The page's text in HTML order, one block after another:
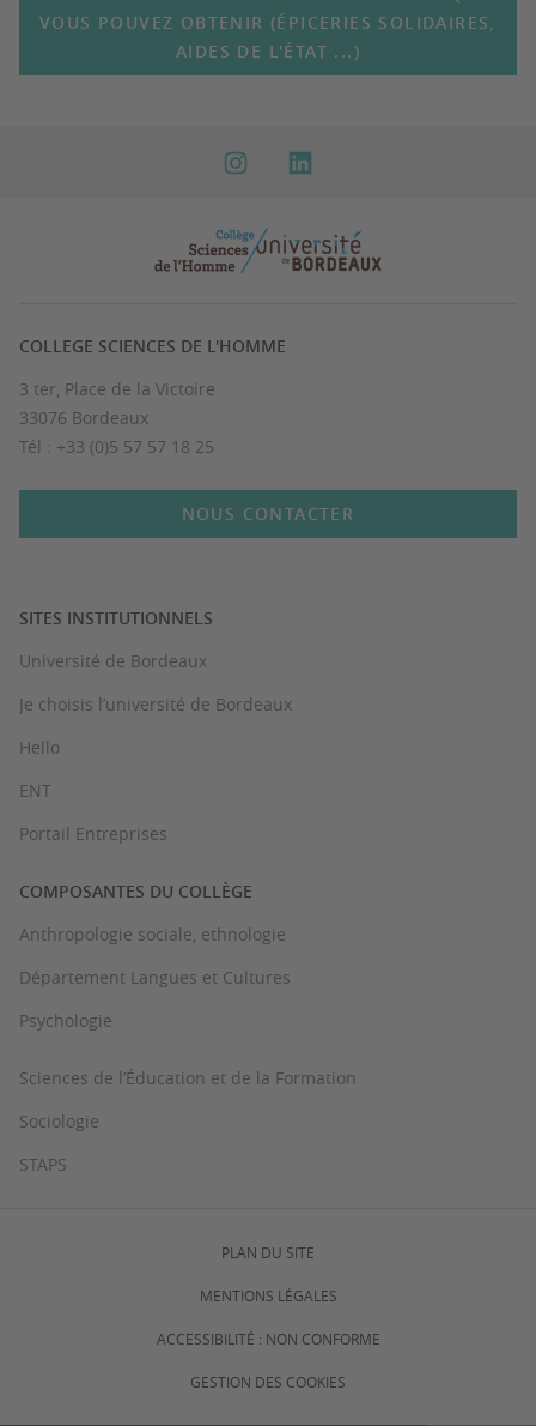
VOUS POUVEZ OBTENIR (ÉPICERIES SOLIDAIRES,
AIDES DE L'ÉTAT ...)
COLLEGE SCIENCES DE L'HOMME
3 ter, Place de la Victoire
33076 Bordeaux
Tél : +33 (0)5 57 57 18 25
NOUS CONTACTER
SITES INSTITUTIONNELS
Université de Bordeaux
Je choisis l’université de Bordeaux
Hello
ENT
Portail Entreprises
COMPOSANTES DU COLLÈGE
Anthropologie sociale, ethnologie
Département Langues et Cultures
Psychologie
Sciences de l’Éducation et de la Formation
Sociologie
STAPS
PLAN DU SITE
MENTIONS LÉGALES
ACCESSIBILITÉ : NON CONFORME
GESTION DES COOKIES